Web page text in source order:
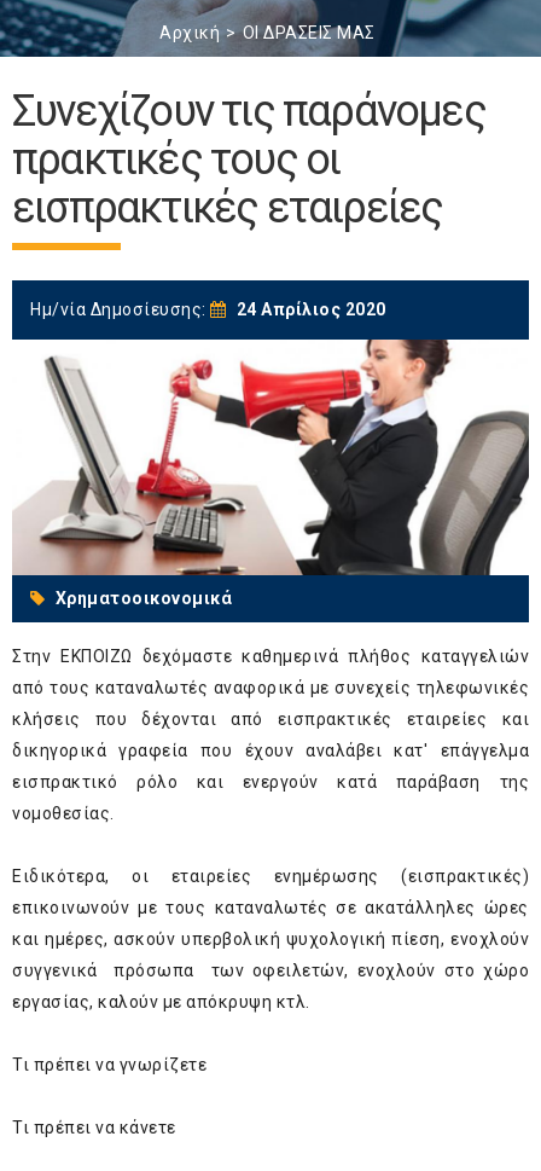
Αρχική ΟΙ ΔΡΑΣΕΙΣ ΜΑΣ
Συνεχίζουν τις παράνομες
πρακτικές τους οι
εισπρακτικές εταιρείες
Ημ/νία Δημοσίευσης: 24 Απρίλιος 2020
Χρηματοοικονομικά
Στην ΕΚΠΟΙΖΩ δεχόμαστε καθημερινά πλήθος καταγγελιών
από τους καταναλωτές αναφορικά με συνεχείς τηλεφωνικές
κλήσεις που δέχονται από εισπρακτικές εταιρείες και
δικηγορικά γραφεία που έχουν αναλάβει κατ' επάγγελμα
εισπρακτικό ρόλο και ενεργούν κατά παράβαση της
νομοθεσίας.
Ειδικότερα, οι εταιρείες ενημέρωσης (εισπρακτικές)
επικοινωνούν με τους καταναλωτές σε ακατάλληλες ώρες
και ημέρες, ασκούν υπερβολική ψυχολογική πίεση, ενοχλούν
συγγενικά πρόσωπα των οφειλετών, ενοχλούν στο χώρο
εργασίας, καλούν με απόκρυψη κτλ.
Τι πρέπει να γνωρίζετε
Τι πρέπει να κάνετε